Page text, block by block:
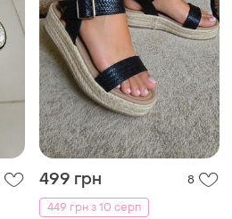
499 грн
8
449 грн з 10 серп